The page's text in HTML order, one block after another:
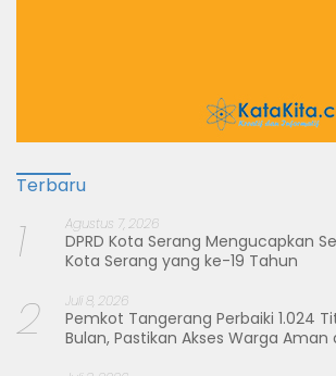
Terbaru
1 Agustus 7, 2026
DPRD Kota Serang Mengucapkan
Kota Serang yang ke-19 Tahun
2 Juli 8, 2026
Pemkot Tangerang Perbaiki 1.024
Bulan, Pastikan Akses Warga